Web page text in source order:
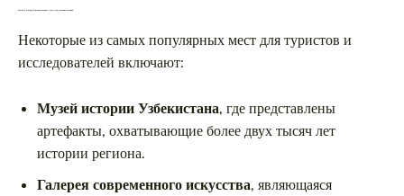
Музеи и галереи Ташкента: важные места для изучения истории
Некоторые из самых популярных мест для туристов и
исследователей включают:
Музей истории Узбекистана, где представлены
артефакты, охватывающие более двух тысяч лет
истории региона.
Галерея современного искусства, являющаяся